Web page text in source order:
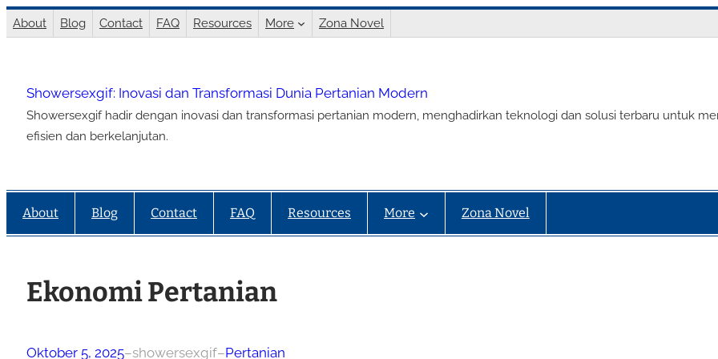
Lewati
ke
About Blog Contact FAQ Resources More Zona Novel
Showersexgif: Inovasi dan Transformasi Dunia Pertanian Modern
Showersexgif hadir dengan inovasi dan transformasi pertanian modern, menghadirkan teknologi dan solusi terbaru untuk
efisien dan berkelanjutan.
About Blog Contact FAQ Resources More Zona Novel
Ekonomi Pertanian
Oktober 5, 2025–showersexgif–Pertanian